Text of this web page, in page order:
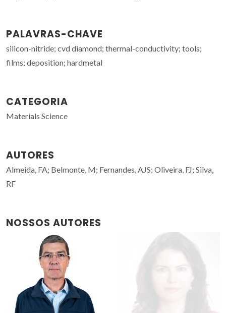
PALAVRAS-CHAVE
silicon-nitride; cvd diamond; thermal-conductivity; tools;
films; deposition; hardmetal
CATEGORIA
Materials Science
AUTORES
Almeida, FA; Belmonte, M; Fernandes, AJS; Oliveira, FJ; Silva,
RF
NOSSOS AUTORES